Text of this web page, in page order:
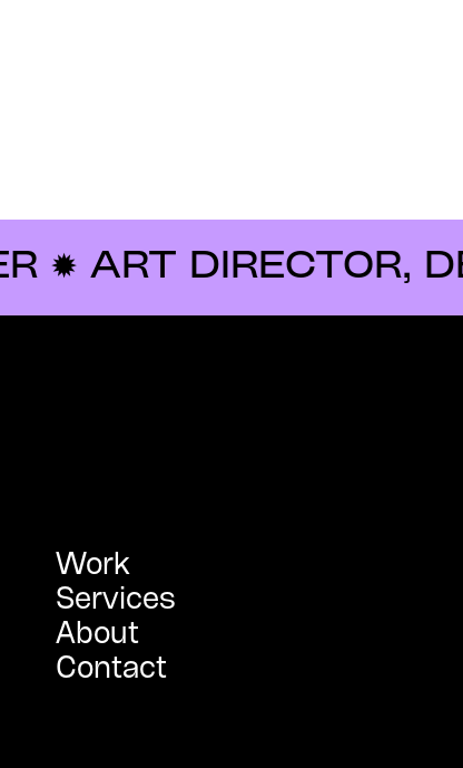
DIRECTOR,
Work
Services
About
Contact